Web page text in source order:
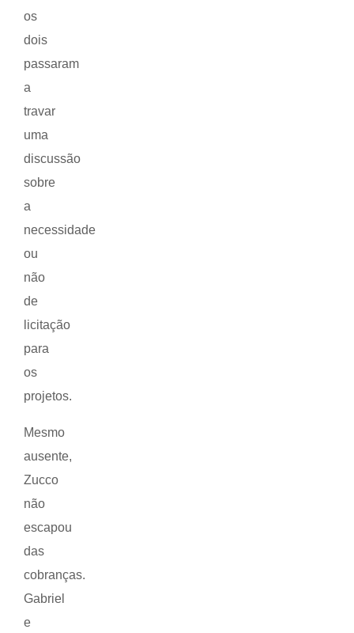
os
dois
passaram
a
travar
uma
discussão
sobre
a
necessidade
ou
não
de
licitação
para
os
projetos.
Mesmo
ausente,
Zucco
não
escapou
das
cobranças.
Gabriel
e